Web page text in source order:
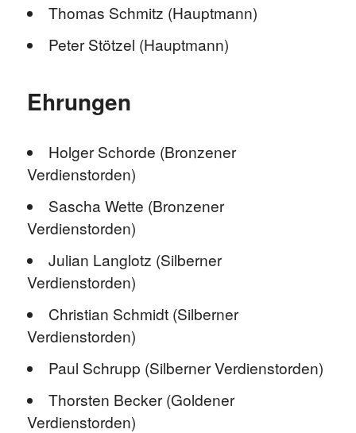
Thomas Schmitz (Hauptmann)
Peter Stötzel (Hauptmann)
Ehrungen
Holger Schorde (Bronzener
Verdienstorden)
Sascha Wette (Bronzener
Verdienstorden)
Julian Langlotz (Silberner
Verdienstorden)
Christian Schmidt (Silberner
Verdienstorden)
Paul Schrupp (Silberner Verdienstorden)
Thorsten Becker (Goldener
Verdienstorden)